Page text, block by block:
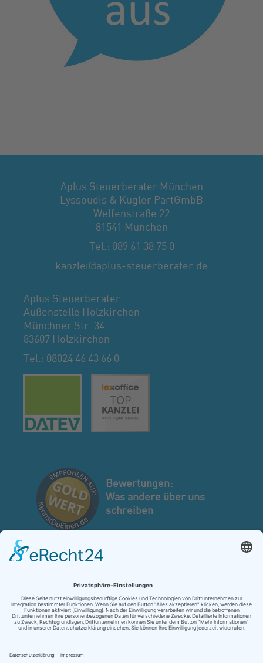
Aplus Steuerberater München
Lyssoudis & Kugler PartGmbB
Welfenstraße 22
81541 München
Tel.: 089 61 38 75 0
kanzlei@aplus-steuerberater.de
Aplus Steuerberater
Außenstelle Holzkirchen
Münchner Str. 34
83607 Holzkirchen
Tel.: 08024 46 43 66 0
Bewertungen:
Was andere über uns
schreiben
Kontakt